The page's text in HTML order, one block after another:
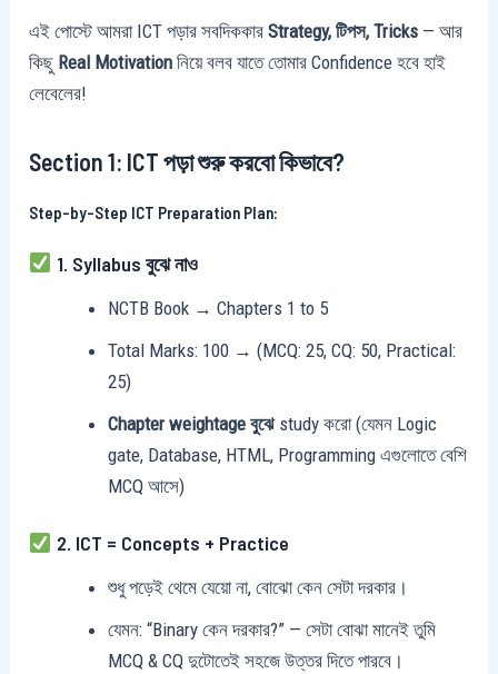
এই পোস্টে আমরা ICT পড়ার সবদিককারStrategy, টিপস, Tricks — আর
কিছু Real Motivation নিয়ে বলব যাতে তোমার Confidence হবে হাই
লেবেলের!
Section 1: ICT পড়া শুরু করবো কিভাবে?
Step-by-Step ICT Preparation Plan:
1. Syllabus বুঝে নাও
NCTB Book → Chapters 1 to 5
Total Marks: 100 → (MCQ: 25, CQ: 50, Practical:
25)
Chapter weightage বুঝেstudy করো (যেমন Logic
gate, Database, HTML, Programming এগুলোতে বেশি
MCQ আসে)
2. ICT = Concepts + Practice
শুধু পড়েই থেমে যেয়ো না, বোঝো কেন সেটা দরকার।
যেমন: “Binary কেন দরকার?” — সেটা বোঝা মানেই তুমি
MCQ & CQ দুটোতেই সহজে উত্তর দিতে পারবে।